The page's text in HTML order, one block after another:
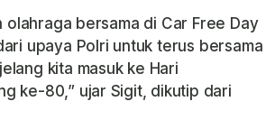
olahraga bersama di Car Free Day
upaya Polri untuk terus bersama
kita masuk ke Hari
ke-80,” ujar Sigit, dikutip dari